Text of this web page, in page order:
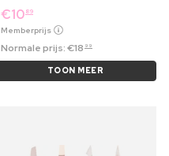
€10 89
Memberprijs
Normale prijs:€18 99
TOON MEER